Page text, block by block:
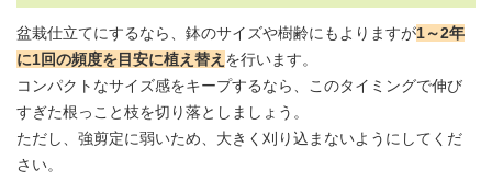
盆栽仕立てにするなら、鉢のサイズや樹齢にもよりますが1～2年
に1回の頻度を目安に植え替え を行います。
コンパクトなサイズ感をキープするなら、このタイミングで伸び
すぎた根っこと枝を切り落としましょう。
ただし、強剪定に弱いため、大きく刈り込まないようにしてくだ
さい。